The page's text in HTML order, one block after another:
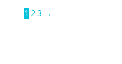
1 2 3 →